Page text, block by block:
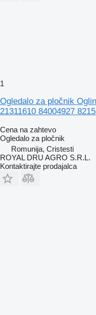
1
Ogledalo za pločnik
21311610 84004927
Cena na zahtevo
Ogledalo za pločnik
Romunija, Cristesti
ROYAL DRU AGRO S.R.L.
Kontaktirajte prodajalca